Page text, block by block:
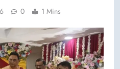
0 1 Mins